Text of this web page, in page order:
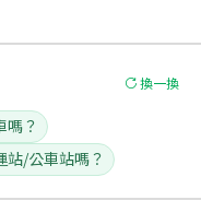
換一換
嗎？
站/公車站嗎？